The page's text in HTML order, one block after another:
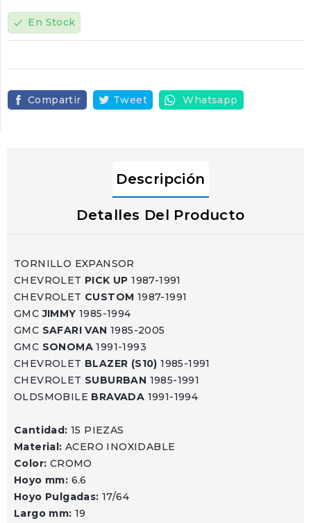
check En Stock
Compartir Tweet Whatsapp
Descripción
Detalles Del Producto
TORNILLO EXPANSOR
CHEVROLET PICK UP 1987-1991
CHEVROLET CUSTOM 1987-1991
GMC JIMMY 1985-1994
GMC SAFARI VAN 1985-2005
GMC SONOMA 1991-1993
CHEVROLET BLAZER (S10) 1985-1991
CHEVROLET SUBURBAN 1985-1991
OLDSMOBILE BRAVADA 1991-1994
Cantidad: 15 PIEZAS
Material: ACERO INOXIDABLE
Color: CROMO
Hoyo mm: 6.6
Hoyo Pulgadas: 17/64
Largo mm: 19